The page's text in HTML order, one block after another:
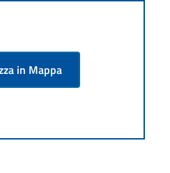
in Mappa